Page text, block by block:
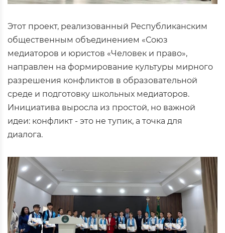
Этот проект, реализованный Республиканским
общественным объединением «Союз
медиаторов и юристов «Человек и право»,
направлен на формирование культуры мирного
разрешения конфликтов в образовательной
среде и подготовку школьных медиаторов.
Инициатива выросла из простой, но важной
идеи: конфликт - это не тупик, а точка для
диалога.